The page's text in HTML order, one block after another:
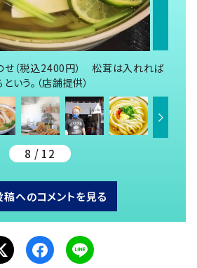
せ（税込2400円） 松茸は入れれば
う。（店舗提供）
8 / 12
稿へのコメントを見る